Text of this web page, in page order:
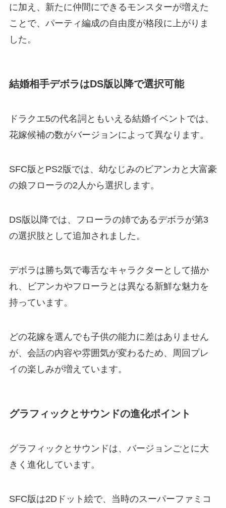
に加え、新たに仲間にできるモンスターが増えた
ことで、パーティ編成の自由度が格段に上がりま
した。
結婚相手デボラはDS版以降で選択可能
ドラクエ5の代名詞ともいえる結婚イベントでは、
花嫁候補の数がバージョンによって異なります。
SFC版とPS2版では、幼なじみのビアンカと大富豪
の娘フローラの2人から選択します。
DS版以降では、フローラの姉であるデボラが第3
の選択肢として追加されました。
デボラは勝ち気で毒舌なキャラクターとして描か
れ、ビアンカやフローラとは異なる新鮮な魅力を
持っています。
どの花嫁を選んでも子供の能力に差はありません
が、会話の内容や雰囲気が変わるため、周回プレ
イの楽しみが増えています。
グラフィックとサウンドの進化ポイント
グラフィックとサウンドは、バージョンごとに大
きく進化しています。
SFC版は2Dドット絵で、当時のスーパーファミコ